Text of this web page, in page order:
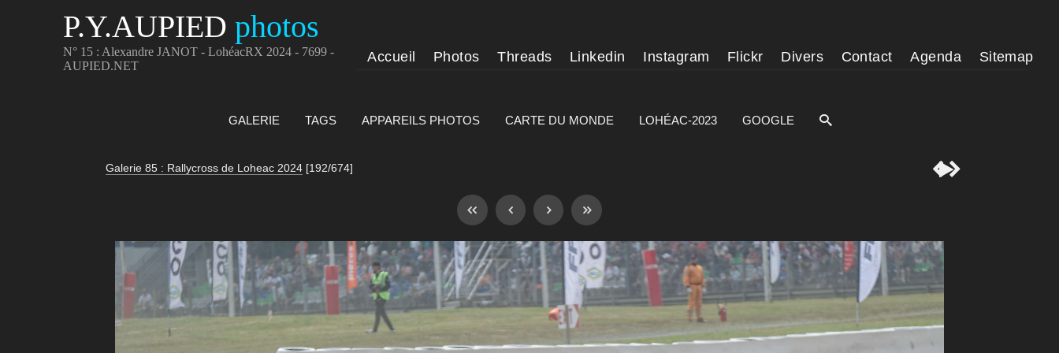
P.Y.AUPIED photos
N° 15 : Alexandre JANOT - LohéacRX 2024 - 7699 -
AUPIED.NET
Accueil Photos Threads Linkedin Instagram Flickr Divers Contact Agenda Sitemap
GALERIE TAGS APPAREILS PHOTOS CARTE DU MONDE LOHÉAC-2023 GOOGLE
Galerie 85 : Rallycross de Loheac 2024 [192/674] 